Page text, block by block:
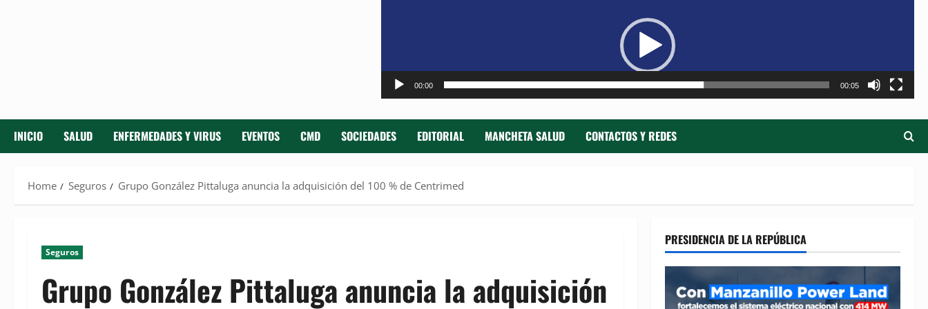
00:00 00:05
INICIO SALUD ENFERMEDADES Y VIRUS EVENTOS CMD SOCIEDADES EDITORIAL MANCHETA SALUD CONTACTOS Y REDES
Home Seguros Grupo González Pittaluga anuncia la adquisición del 100 % de Centrimed
Seguros
Grupo González Pittaluga anuncia la adquisición
PRESIDENCIA DE LA REPÚBLICA